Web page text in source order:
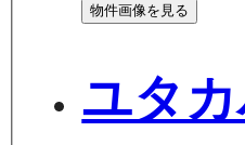
物件画像を見る
ユタ